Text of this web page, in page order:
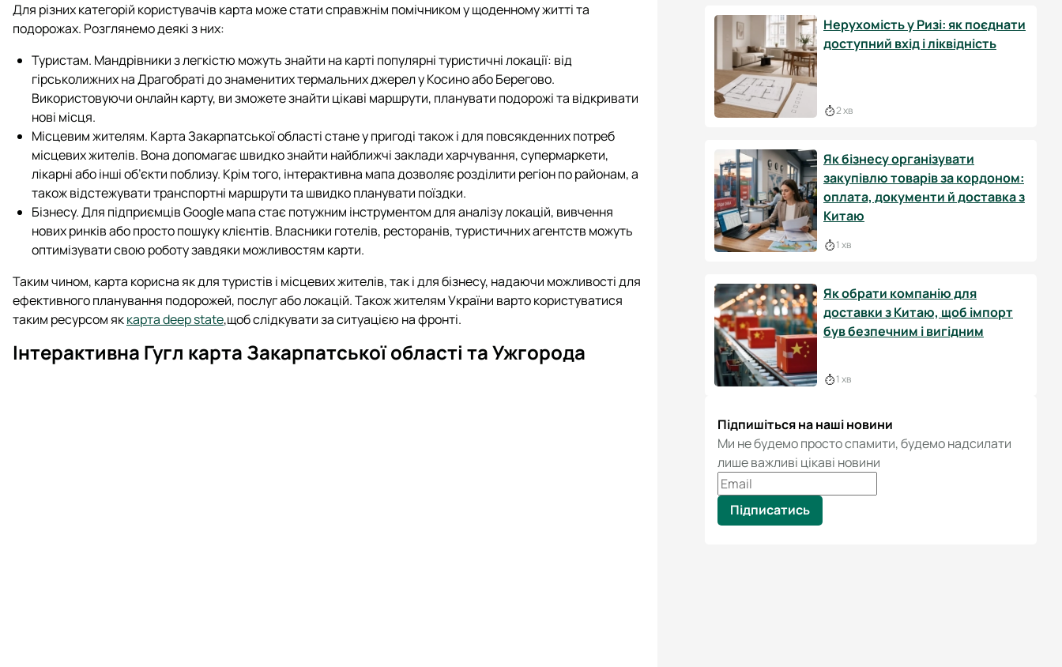
Для різних категорій користувачів карта може стати справжнім помічником у щоденному житті та
подорожах. Розглянемо деякі з них:
Туристам. Мандрівники з легкістю можуть знайти на карті популярні туристичні локації: від
гірськолижних на Драгобраті до знаменитих термальних джерел у Косино або Берегово.
Використовуючи онлайн карту, ви зможете знайти цікаві маршрути, планувати подорожі та відкривати
нові місця.
Місцевим жителям. Карта Закарпатської області стане у пригоді також і для повсякденних потреб
місцевих жителів. Вона допомагає швидко знайти найближчі заклади харчування, супермаркети,
лікарні або інші об’єкти поблизу. Крім того, інтерактивна мапа дозволяє розділити регіон по районам, а
також відстежувати транспортні маршрути та швидко планувати поїздки.
Бізнесу. Для підприємців Google мапа стає потужним інструментом для аналізу локацій, вивчення
нових ринків або просто пошуку клієнтів. Власники готелів, ресторанів, туристичних агентств можуть
оптимізувати свою роботу завдяки можливостям карти.
Таким чином, карта корисна як для туристів і місцевих жителів, так і для бізнесу, надаючи можливості для
ефективного планування подорожей, послуг або локацій. Також жителям України варто користуватися
таким ресурсом яккарта deep state,щоб слідкувати за ситуацією на фронті.
Інтерактивна Гугл карта Закарпатської області та Ужгорода
Нерухомість у Ризі: як поєднати
доступний вхід і ліквідність
2 хв
Як бізнесу організувати
закупівлю товарів за кордоном:
оплата, документи й доставка з
Китаю
1 хв
Як обрати компанію для
доставки з Китаю, щоб імпорт
був безпечним і вигідним
1 хв
Підпишіться на наші новини
Ми не будемо просто спамити, будемо надсилати
лише важливі цікаві новини
Підписатись